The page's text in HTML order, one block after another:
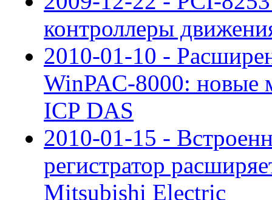
контроллеры
2010-01-10 -
WinPAC-8000: новые
ICP DAS
2010-01-15 -
регистратор
Mitsubishi Electric